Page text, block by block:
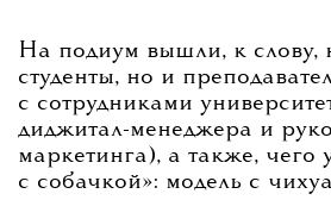
На подиум вышли, к слову,
студенты, но и
с сотрудниками
диджитал-менеджера и
маркетинга), а также, чего
с собачкой»: модель с